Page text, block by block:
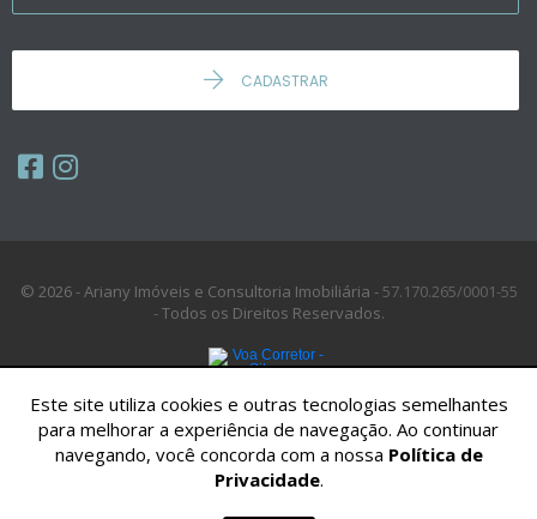
CADASTRAR
© 2026 - Ariany Imóveis e Consultoria Imobiliária - 57.170.265/0001-55
-Todos os Direitos Reservados.
Este site utiliza cookies e outras tecnologias semelhantes
para melhorar a experiência de navegação. Ao continuar
navegando, você concorda com a nossa Política de
Privacidade.